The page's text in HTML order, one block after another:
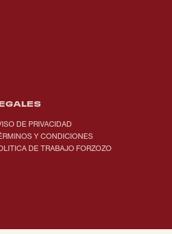
DE PRIVACIDAD
Y CONDICIONES
DE TRABAJO FORZOZO